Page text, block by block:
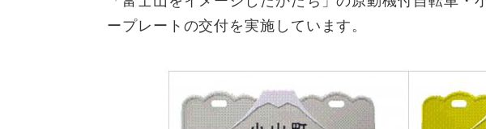
ープレートの交付を実施しています。